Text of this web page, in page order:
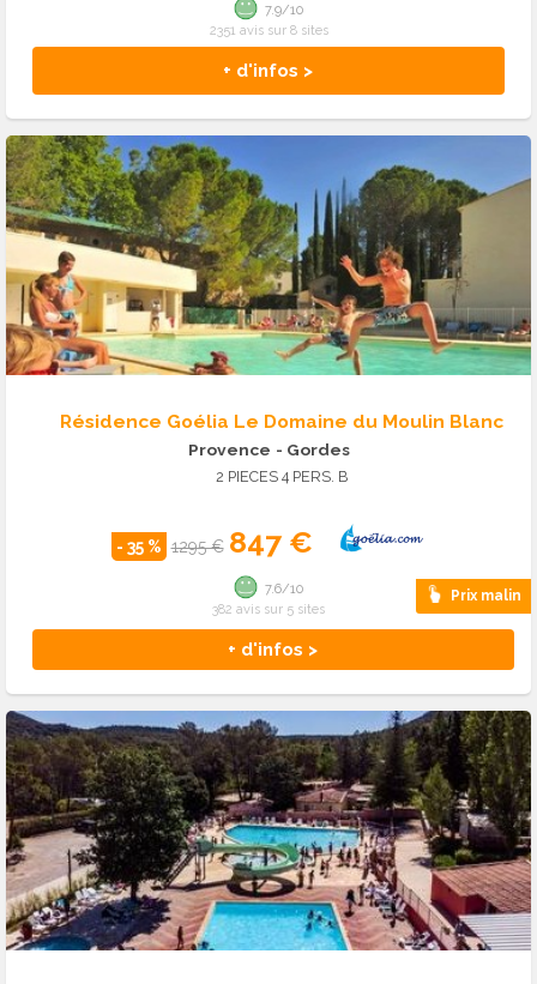
+ d'infos >
7.9/10
2351 avis sur 8 sites
Résidence Goélia Le Domaine du Moulin Blanc
Provence - Gordes
2 PIECES 4 PERS. B
- 35 % 1295 € 847 €
Prix malin
+ d'infos >
7.6/10
382 avis sur 5 sites